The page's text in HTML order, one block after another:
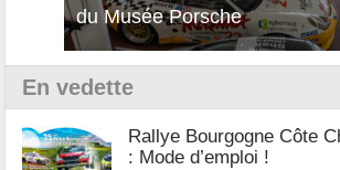
du Musée Porsche
12Cilindri Manuale
En vedette
Rallye Bourgogne Côte
: Mode d’emploi !